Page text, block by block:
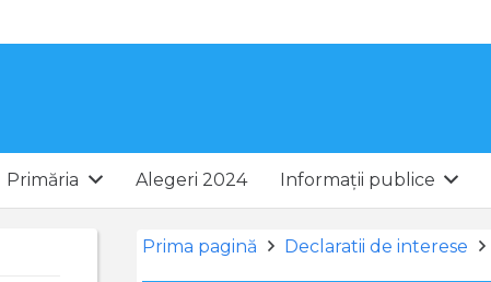
Primăria Alegeri 2024 Informații publice
Prima pagină Declaratii de interese